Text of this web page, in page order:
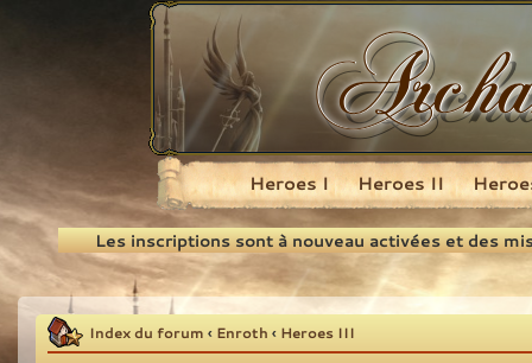
Recherche
Heroes I Heroes II
Les inscriptions sont à nouveau activées et des
Index du forum ‹ Enroth ‹ Heroes III